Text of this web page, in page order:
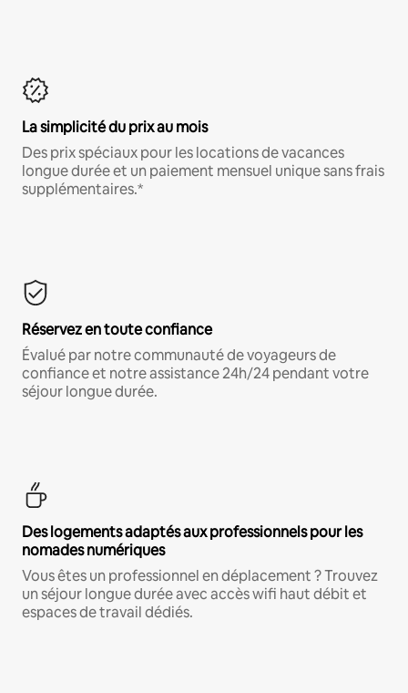
La simplicité du prix au mois
Des prix spéciaux pour les locations de vacances
longue durée et un paiement mensuel unique sans frais
supplémentaires.*
Réservez en toute confiance
Évalué par notre communauté de voyageurs de
confiance et notre assistance 24h/24 pendant votre
séjour longue durée.
Des logements adaptés aux professionnels pour les
nomades numériques
Vous êtes un professionnel en déplacement ? Trouvez
un séjour longue durée avec accès wifi haut débit et
espaces de travail dédiés.